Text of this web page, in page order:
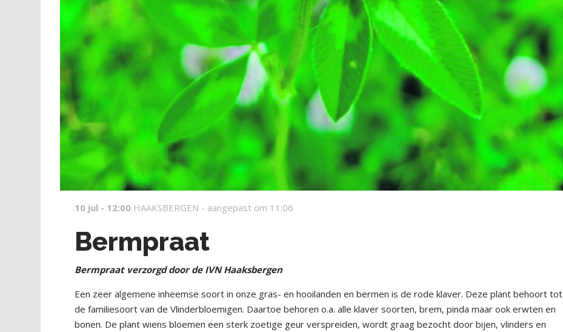
10 jul - 12:00 HAAKSBERGEN - aangepast om 11:06
Bermpraat
Bermpraat verzorgd door de IVN Haaksbergen
Een zeer algemene inheemse soort in onze gras- en hooilanden en bermen is de rode klaver. Deze plant behoort tot
de familiesoort van de Vlinderbloemigen. Daartoe behoren o.a. alle klaver soorten, brem, pinda maar ook erwten en
bonen. De plant wiens bloemen een sterk zoetige geur verspreiden, wordt graag bezocht door bijen, vlinders en